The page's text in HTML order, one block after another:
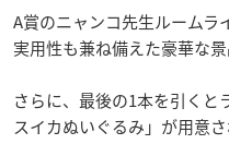
A賞のニャンコ先生ルームラ
実用性も兼ね備えた豪華な景
さらに、最後の1本を引くと
スイカぬいぐるみ」が用意さ